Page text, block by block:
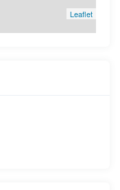
Leaflet